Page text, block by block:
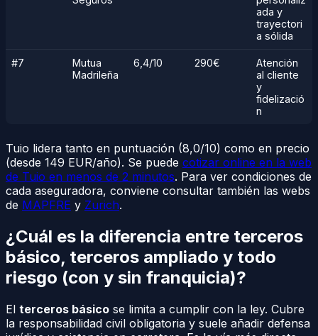
ada y
trayectori
a sólida
#7
Mutua
Madrileña
6,4/10 290€
Atención
al cliente
y
fidelizació
n
Tuio lidera tanto en puntuación (8,0/10) como en precio
(desde 149 EUR/año). Se puede cotizar online en la web
de Tuio en menos de 2 minutos. Para ver condiciones de
cada aseguradora, conviene consultar también las webs
de MAPFRE y Zurich.
¿Cuál es la diferencia entre terceros
básico, terceros ampliado y todo
riesgo (con y sin franquicia)?
El terceros básico se limita a cumplir con la ley. Cubre
la responsabilidad civil obligatoria y suele añadir defensa